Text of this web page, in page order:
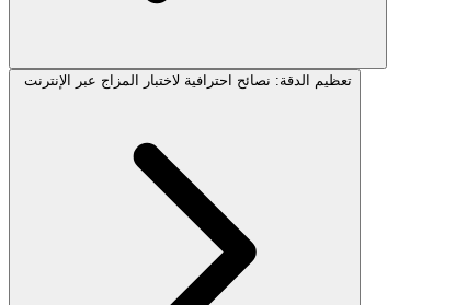
تعظيم الدقة: نصائح احترافية لاختبار المزاج عبر الإنترنت